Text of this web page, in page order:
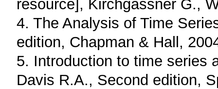
resource], Kirchgässner G.,
4. The Analysis of Time
edition, Chapman & Hall,
5. Introduction to time series
Davis R.A., Second edition,